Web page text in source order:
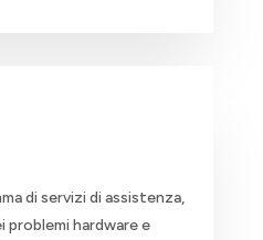
di servizi di assistenza,
problemi hardware e